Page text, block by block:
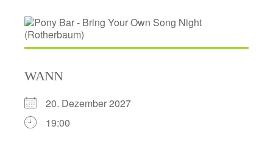
WANN
20. Dezember 2027
19:00